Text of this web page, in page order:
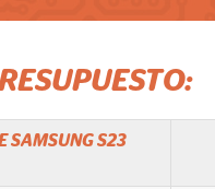
SAMSUNG S23